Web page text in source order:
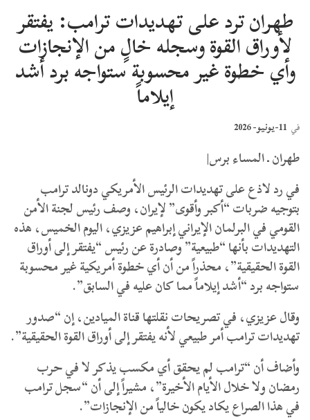
طهران ترد على تهديدات ترامب: يفتقر
لأوراق القوة وسجله خالٍ من الإنجازات
وأي خطوة غير محسوبة ستواجه برد أشد
إيلاماً
في 11-يونيو- 2026
طهران ـ المساء برس|
في رد لاذع على تهديدات الرئيس الأمريكي دونالد ترامب
بتوجيه ضربات “أكبر وأقوى” لإيران، وصف رئيس لجنة الأمن
القومي في البرلمان الإيراني إبراهيم عزيزي، اليوم الخميس، هذه
التهديدات بأنها “طبيعية” وصادرة عن رئيس “يفتقر إلى أوراق
القوة الحقيقية”، محذراً من أن أي خطوة أمريكية غير محسوبة
ستواجه برد “أشد إيلاماً مما كان عليه في السابق”.
وقال عزيزي، في تصريحات نقلتها قناة الميادين، إن “صدور
تهديدات ترامب أمر طبيعي لأنه يفتقر إلى أوراق القوة الحقيقية”.
وأضاف أن “ترامب لم يحقق أي مكسب يذكر لا في حرب
رمضان ولا خلال الأيام الأخيرة”، مشيراً إلى أن “سجل ترامب
في هذا الصراع يكاد يكون خالياً من الإنجازات”.